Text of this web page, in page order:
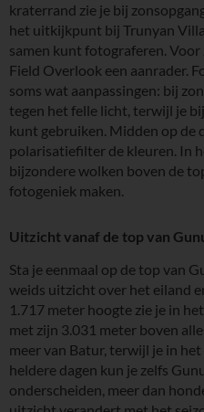
kraterrand zie je bij
het uitkijkpunt bij Trunyan
samen kunt fotograferen. Voor
Field Overlook een aanrader.
soms wat aanpassingen: bij
tegen het felle licht, terwijl je
kunt gebruiken. Midden op de
polarisatiefilter de kleuren. In
bijzondere wolken boven de
fotogeniek maken.
Uitzicht vanaf de top van
Sta je eenmaal op de top van
weids uitzicht over het eiland
1.717 meter hoogte zie je in
met zijn 3.031 meter boven
meer van Batur, terwijl je in
heldere dagen kun je zelfs
onderscheiden, meer dan